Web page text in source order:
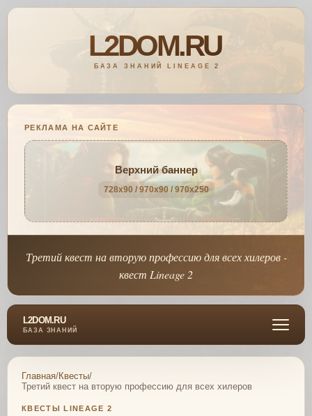
РЕКЛАМА НА САЙТЕ
Верхний баннер
728x90 / 970x90 / 970x250
Третий квест на вторую профессию для всех хилеров -
квест Lineage 2
L2DOM.RU
БАЗА ЗНАНИЙ
Главная/Квесты/
Третий квест на вторую профессию для всех хилеров
КВЕСТЫ LINEAGE 2